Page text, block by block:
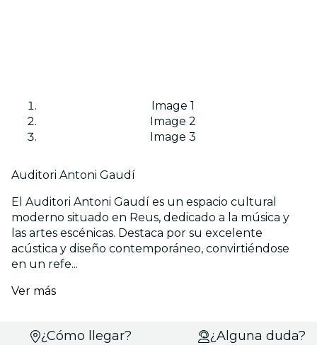
Image 1
Image 2
Image 3
Auditori Antoni Gaudí
El Auditori Antoni Gaudí es un espacio cultural
moderno situado en Reus, dedicado a la música y
las artes escénicas. Destaca por su excelente
acústica y diseño contemporáneo, convirtiéndose
en un refe...
Ver más
Selecciona
¿Cómo llegar? ¿Alguna duda?